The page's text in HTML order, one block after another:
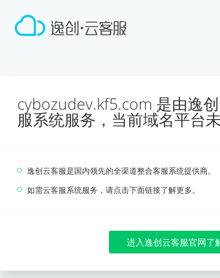
cybozudev.kf5.com 是由逸
服系统服务，当前域名平台
逸创云客服是国内领先的全渠道整合客服系统提供商。
如需云客服系统服务，请点击下面链接了解更多。
进入逸创云客服官网了